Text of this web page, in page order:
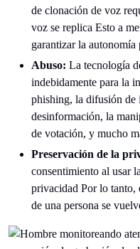
de clonación de voz
voz se replica Esto a
garantizar la
Abuso: La tecnología
indebidamente para la
phishing, la difusión de
desinformación, la
de votación, y mucho
Preservación de la
consentimiento al usar
privacidad Por lo tanto,
de una persona se